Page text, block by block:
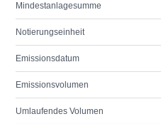
Mindestanlagesumme
Notierungseinheit
Emissionsdatum
Emissionsvolumen
Umlaufendes Volumen